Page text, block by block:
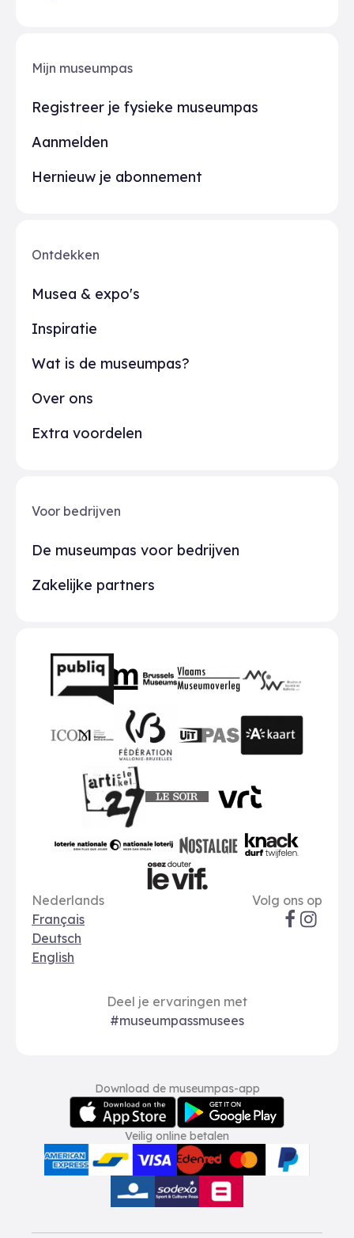
Ontdekken
Musea & expo's
Inspiratie
Wat is de museumpas?
Over ons
Extra voordelen
Voor bedrijven
De museumpas voor bedrijven
Zakelijke partners
Mijn museumpas
Registreer je fysieke museumpas
Aanmelden
Hernieuw je abonnement
Partners
FWB
Art 27
Nostalgie
Taal opties
Nederlands
Français
Deutsch
English
Sociale
Volg ons op
Deel je ervaringen met
#museumpassmusees
Download
Download de museumpas-app
Betalingsopties
Veilig online betalen
American Express
bancontact
visa
Edenred
mc
paypal
kbc
Sodexo Cultuurcheques
belfius